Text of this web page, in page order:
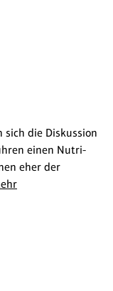
die Diskussion
einen Nutri-
eher der